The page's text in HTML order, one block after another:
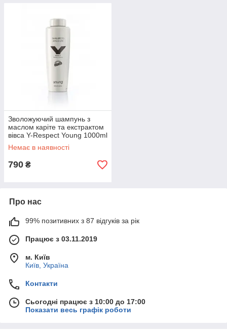
Зволожуючий шампунь з
маслом каріте та екстрактом
вівса Y-Respect Young 1000ml
Немає в наявності
790 ₴
Про нас
99% позитивних з 87 відгуків за рік
Працює з 03.11.2019
м. Київ
Київ, Україна
Контакти
Сьогодні працює з 10:00 до 17:00
Показати весь графік роботи